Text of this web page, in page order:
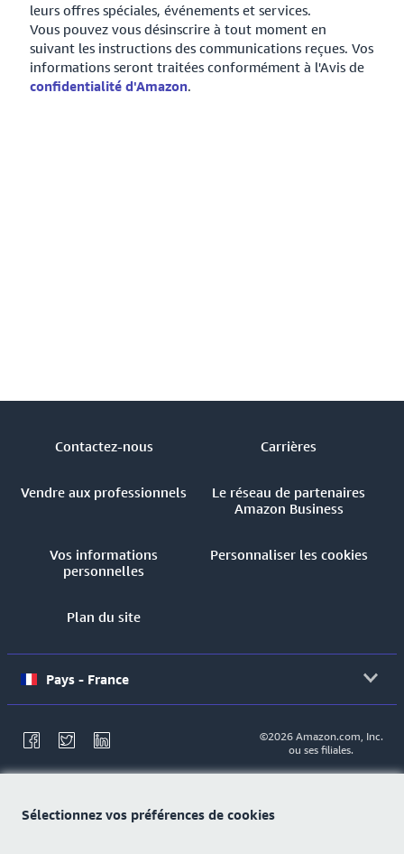
leurs offres spéciales, événements et services.
Vous pouvez vous désinscrire à tout moment en
suivant les instructions des communications reçues. Vos
informations seront traitées conformément à l'Avis de
confidentialité d'Amazon.
Sélectionnez vos préférences de cookies
Contactez-nous Carrières
Vendre aux professionnels
Le réseau de partenaires
Amazon Business
Vos informations
personnelles
Personnaliser les cookies
Plan du site
Pays - France
©2026 Amazon.com, Inc.
ou ses filiales.